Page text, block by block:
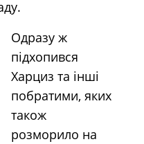
Одразу ж
підхопився
Харциз та інші
побратими, яких
також
розморило на